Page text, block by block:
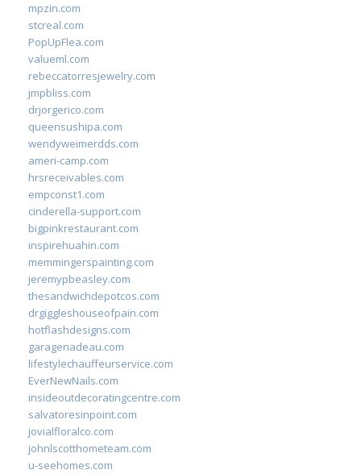
mpzin.com
stcreal.com
PopUpFlea.com
valueml.com
rebeccatorresjewelry.com
jmpbliss.com
drjorgerico.com
queensushipa.com
wendyweimerdds.com
ameri-camp.com
hrsreceivables.com
empconst1.com
cinderella-support.com
bigpinkrestaurant.com
inspirehuahin.com
memmingerspainting.com
jeremypbeasley.com
thesandwichdepotcos.com
drgiggleshouseofpain.com
hotflashdesigns.com
garagenadeau.com
lifestylechauffeurservice.com
EverNewNails.com
insideoutdecoratingcentre.com
salvatoresinpoint.com
jovialfloralco.com
johnlscotthometeam.com
u-seehomes.com